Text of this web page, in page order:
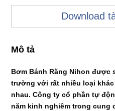
Download
Mô tả
Bơm Bánh Răng Nihon được
trường với rất nhiều loại
nhau. Công ty cổ phần tự
năm kinh nghiêm trong cung